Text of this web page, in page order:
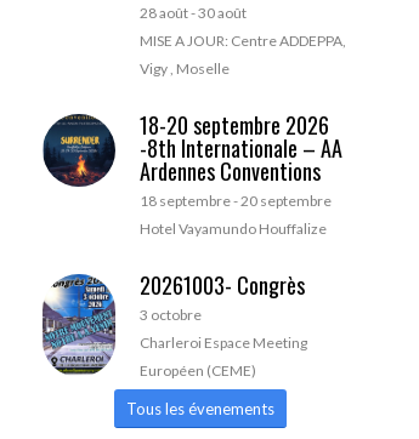
28 août-30 août
MISE A JOUR: Centre ADDEPPA,
Vigy , Moselle
18-20 septembre 2026
-8th Internationale – AA
Ardennes Conventions
18 septembre-20 septembre
Hotel Vayamundo Houffalize
20261003- Congrès
3 octobre
Charleroi Espace Meeting
Européen (CEME)
Tous les évenements